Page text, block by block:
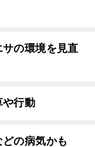
の環境を見直
や行動
の病気かも